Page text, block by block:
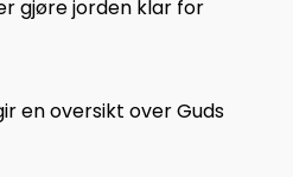
gjøre jorden klar for
en oversikt over Guds